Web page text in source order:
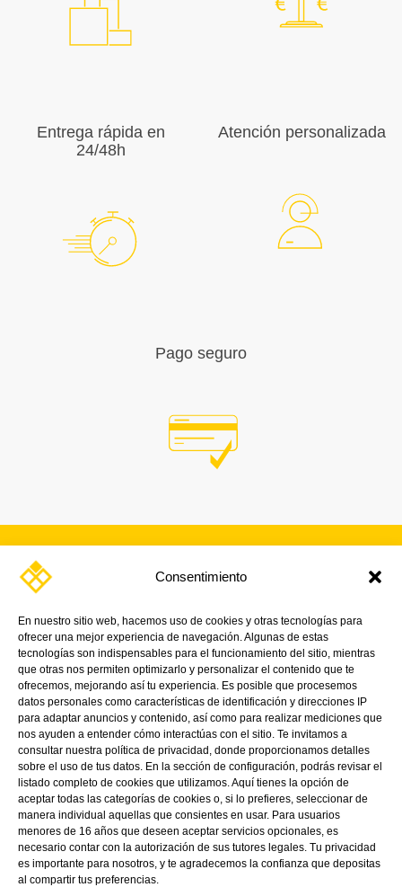
Consentimiento
En nuestro sitio web, hacemos uso de cookies y otras tecnologías para
ofrecer una mejor experiencia de navegación. Algunas de estas
tecnologías son indispensables para el funcionamiento del sitio, mientras
que otras nos permiten optimizarlo y personalizar el contenido que te
ofrecemos, mejorando así tu experiencia. Es posible que procesemos
datos personales como características de identificación y direcciones IP
para adaptar anuncios y contenido, así como para realizar mediciones que
nos ayuden a entender cómo interactúas con el sitio. Te invitamos a
consultar nuestra política de privacidad, donde proporcionamos detalles
sobre el uso de tus datos. En la sección de configuración, podrás revisar el
listado completo de cookies que utilizamos. Aquí tienes la opción de
aceptar todas las categorías de cookies o, si lo prefieres, seleccionar de
manera individual aquellas que consientes en usar. Para usuarios
menores de 16 años que deseen aceptar servicios opcionales, es
necesario contar con la autorización de sus tutores legales. Tu privacidad
es importante para nosotros, y te agradecemos la confianza que depositas
al compartir tus preferencias.
Entrega rápida en
24/48h
Atención personalizada
Pago seguro
SUSCRÍBETE A NUESTRA
¡Y mantente al día con nuestras noticias,
promociones y próximos eventos.
Linkedin
Directions